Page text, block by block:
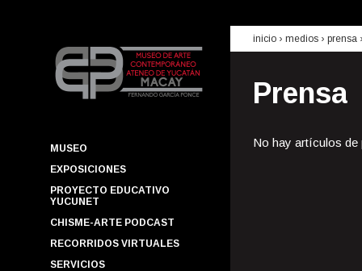
MUSEO
EXPOSICIONES
PROYECTO EDUCATIVO
YUCUNET
CHISME-ARTE PODCAST
RECORRIDOS VIRTUALES
SERVICIOS
inicio › medios › prensa
Prensa
No hay artículos de